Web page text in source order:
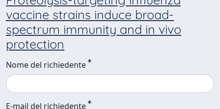
vaccine strains induce broad-
spectrum immunity and in vivo
protection
Nome del richiedente
E-mail del richiedente